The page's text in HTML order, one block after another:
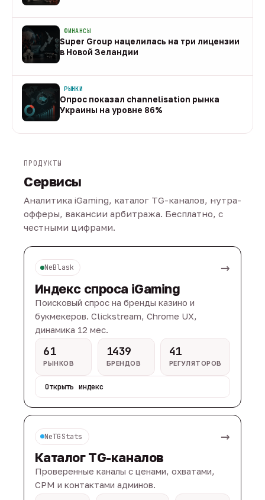
ФИНАНСЫ
Super Group нацелилась на три лицензии
в Новой Зеландии
РЫНКИ
Опрос показал channelisation рынка
Украины на уровне 86%
ПРОДУКТЫ
Сервисы
Аналитика iGaming, каталог TG-каналов, нутра-
офферы, вакансии арбитража. Бесплатно, с
честными цифрами.
NeBlask →
Индекс спроса iGaming
Поисковый спрос на бренды казино и
букмекеров. Clickstream, Chrome UX,
динамика 12 мес.
61
РЫНКОВ
1439
БРЕНДОВ
41
РЕГУЛЯТОРОВ
Открыть индекс
NeTGStats →
Каталог TG-каналов
Проверенные каналы с ценами, охватами,
CPM и контактами админов.